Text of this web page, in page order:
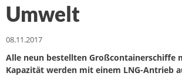
Umwelt
08.11.2017
Alle neun bestellten Großcontainerschiffe
Kapazität werden mit einem LNG-Antrieb